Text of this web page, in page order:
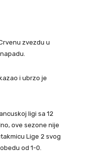
zvezdu u
i ubrzo je
ligi sa 12
ove sezone nije
Lige 2 svog
od 1-0.